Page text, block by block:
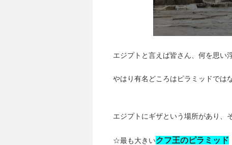
エジプトと言えば皆さん、何を思い
やはり有名どころはピラミッドでは
エジプトにギザという場所があり、
☆最も大きいクフ王のピラミッド